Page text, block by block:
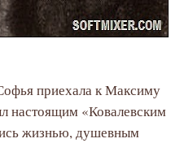
приехала к Максиму
настоящим «Ковалевским
жизнью, душевным